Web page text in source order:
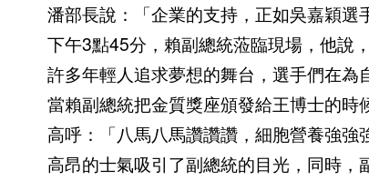
潘部長說：「企業的支持，正如吳嘉穎選
下午3點45分，賴副總統蒞臨現場，他說
許多年輕人追求夢想的舞台，選手們在為
當賴副總統把金質獎座頒發給王博士的
高呼：「八馬八馬讚讚讚，細胞營養強強
高昂的士氣吸引了副總統的目光，同時，